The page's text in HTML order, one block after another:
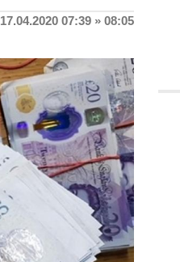
17.04.2020 07:39 » 08:05